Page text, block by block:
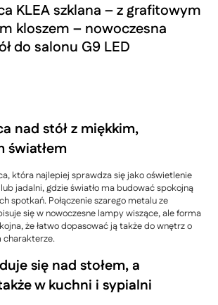
KLEA szklana – z grafitowym
kloszem – nowoczesna
do salonu G9 LED
nad stół z miękkim,
światłem
która najlepiej sprawdza się jako oświetlenie
jadalni, gdzie światło ma budować spokojną
spotkań. Połączenie szarego metalu ze
się w nowoczesne lampy wiszące, ale forma
że łatwo dopasować ją także do wnętrz o
charakterze.
się nad stołem, a
w kuchni i sypialni